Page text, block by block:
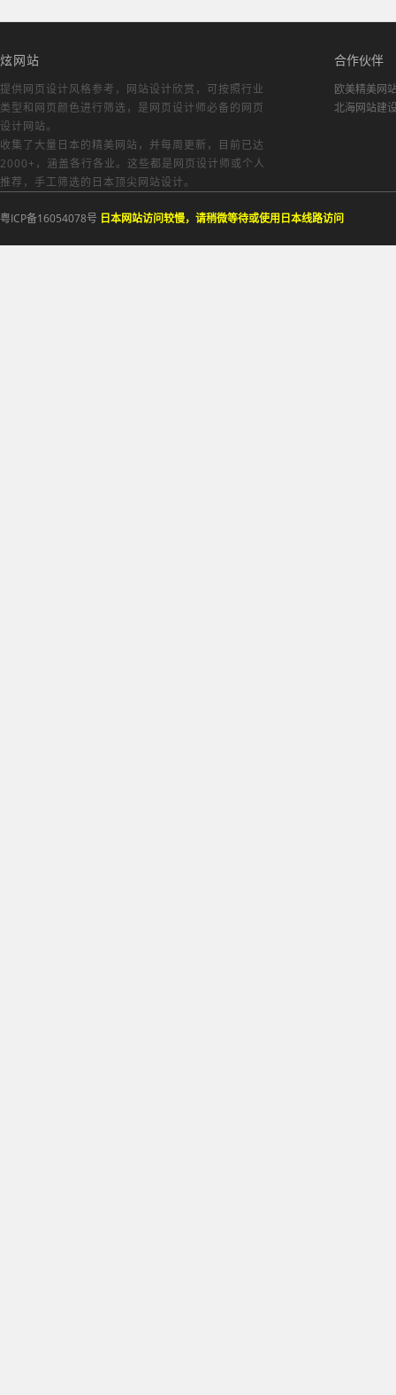
炫网站
提供网页设计风格参考， 网站设计欣赏 ，可按照行业
类型和网页颜色进行筛选，是网页设计师必备的网页
设计网站。
收集了大量日本的精美网站，并每周更新，目前已达
2000+，涵盖各行各业。这些都是网页设计师或个人
推荐，手工筛选的日本顶尖网站设计。
合作伙伴
欧美精美网
北海网站建
粤ICP备16054078号 日本网站访问较慢，请稍微等待或使用日本线路访问